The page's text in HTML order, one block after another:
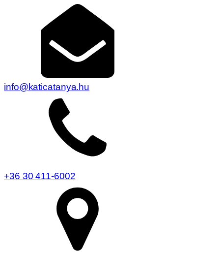
info@katicatanya.hu
+36 30 411-6002